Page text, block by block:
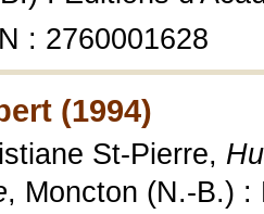
: 2760001628
(1994)
St-Pierre,
, Moncton (N.-B.) :